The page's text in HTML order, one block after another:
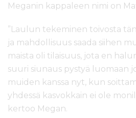
Meganin kappaleen nimi on
”Laulun tekeminen toivosta
ja mahdollisuus saada siihen
maista oli tilaisuus, jota en
suuri siunaus pystyä luomaan
muiden kanssa nyt, kun
yhdessä kasvokkain ei ole
kertoo Megan.